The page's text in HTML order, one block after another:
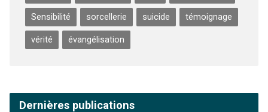
Sensibilité sorcellerie suicide témoignage
vérité évangélisation
Dernières publications